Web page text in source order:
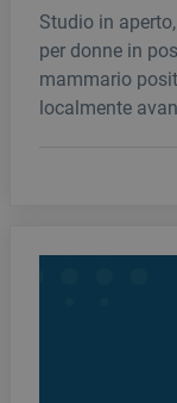
Studio in
per donne in
mammario
localmente